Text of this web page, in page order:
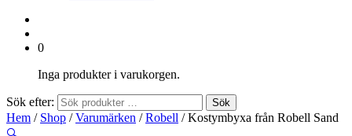
0
Inga produkter i varukorgen.
Sök efter: Sök
Hem / Shop /Varumärken /Robell / Kostymbyxa från Robell Sand